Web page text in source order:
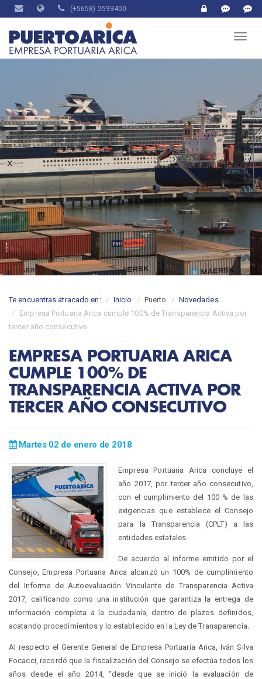
(+5658) 2593400
Te encuentras atracado en: Inicio Puerto
Novedades
Empresa Portuaria Arica cumple 100% de Transparencia Activa por
tercer año consecutivo
EMPRESA PORTUARIA ARICA
CUMPLE 100% DE
TRANSPARENCIA ACTIVA POR
TERCER AÑO CONSECUTIVO
Martes 02 de enero de 2018
Empresa Portuaria Arica concluye el
año 2017, por tercer año consecutivo,
con el cumplimiento del 100 % de las
exigencias que establece el Consejo
para la Transparencia (CPLT) a las
entidades estatales.
De acuerdo al informe emitido por el
Consejo, Empresa Portuaria Arica alcanzó un 100% de cumplimiento
del Informe de Autoevaluación Vinculante de Transparencia Activa
2017, calificando como una institución que garantiza la entrega de
información completa a la ciudadanía, dentro de plazos definidos,
acatando procedimientos y lo establecido en la Ley de Transparencia.
Al respecto el Gerente General de Empresa Portuaria Arica, Iván Silva
Focacci, recordó que la fiscalización del Consejo se efectúa todos los
años desde el año 2014, “desde que se inició la evaluación de